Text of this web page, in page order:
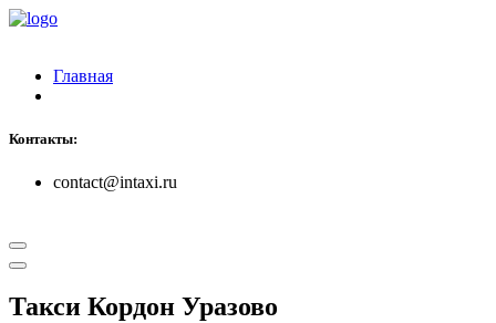
Главная
Контакты:
contact@intaxi.ru
Такси Кордон Уразово